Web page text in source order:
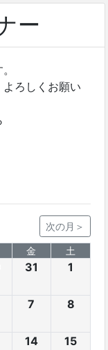
ー
ろしくお願い
次の月＞
金 土
31 1
7 8
14 15